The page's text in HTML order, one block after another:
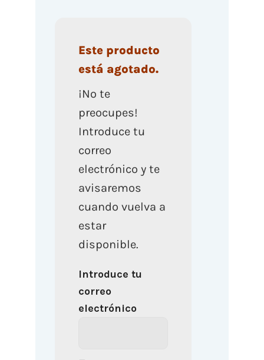
Este producto
está agotado.
¡No te
preocupes!
Introduce tu
correo
electrónico y te
avisaremos
cuando vuelva a
estar
disponible.
Introduce tu
correo
electrónico